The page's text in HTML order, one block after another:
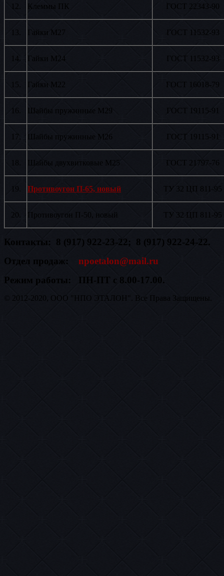
Клеммы ПК ГОСТ 22343-90
13. Гайки М27 ГОСТ 11532-93
14. Гайки М24 ГОСТ 11532-93
15. Гайки М22 ГОСТ 16018-79
16. Шайбы пружинные М29 ГОСТ 19115-91
17. Шайбы пружинные М26 ГОСТ 19115-91
18. Шайбы двухвитковые М25 ГОСТ 21797-76
19. Противоугон П-65, новый ТУ 32 ЦП 811-95
20. Противоугон П-50, новый ТУ 32 ЦП 811-95
Контакты: 8 (917) 922-23-22; 8 (917) 922-24-22.
Отдел продаж: npoetalon@mail.ru
Режим работы: ПН-ПТ с 8.00-17.00.
© 2012-2020, ООО "НПО ЭТАЛОН". Все Права Защищены.